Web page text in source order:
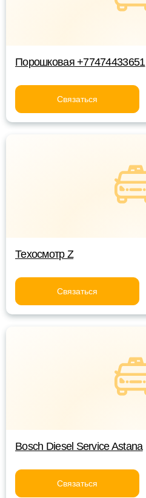
Порошковая +77474433651
Связаться
Техосмотр Z
Связаться
Bosch Diesel Service Astana
Связаться